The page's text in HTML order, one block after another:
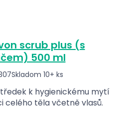
scrub plus (s
500 ml
Skladom 10+ ks
k hygienickému mytí
celého těla včetně vlasů.